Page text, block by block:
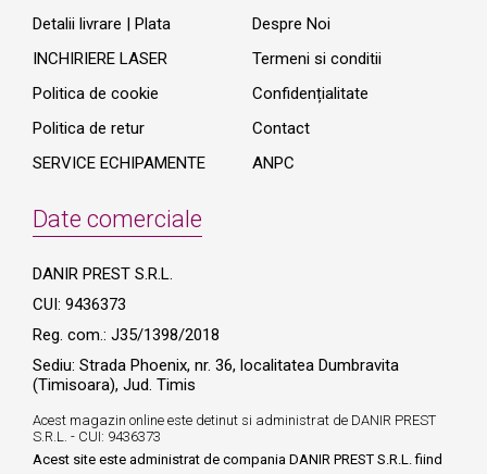
Detalii livrare | Plata
INCHIRIERE LASER
Politica de cookie
Politica de retur
SERVICE ECHIPAMENTE
Despre Noi
Termeni si conditii
Confidențialitate
Contact
ANPC
Date comerciale
DANIR PREST S.R.L.
CUI: 9436373
Reg. com.: J35/1398/2018
Sediu: Strada Phoenix, nr. 36, localitatea Dumbravita
(Timisoara), Jud. Timis
Acest magazin online este detinut si administrat de DANIR PREST
S.R.L. - CUI: 9436373
Acest site este administrat de compania DANIR PREST S.R.L. fiind